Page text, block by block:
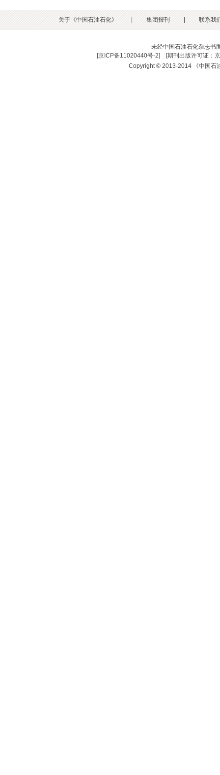
关于《中国石油石化》 | 集团报刊 | 联系我
未经中国石油石化杂志书
[京ICP备11020440号-2] [期刊出版许可证：
Copyright © 2013-2014 《中国石